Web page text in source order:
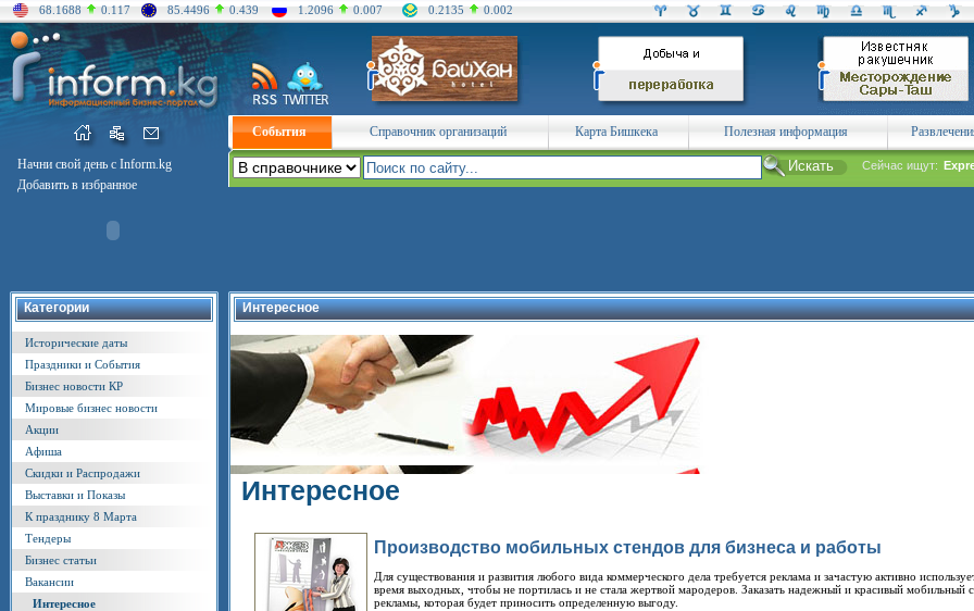
68.1688 0.117 85.4496 0.439 1.2096 0.007 0.2135 0.002
Начни свой день с Inform.kg
Добавить в избранное
События Справочник организаций Карта Бишкека Полезная информация
Сейчас ищут:
Категории
Исторические даты
Праздники и События
Бизнес новости КР
Мировые бизнес новости
Акции
Афиша
Скидки и Распродажи
Выставки и Показы
К празднику 8 Марта
Тендеры
Бизнес статьи
Вакансии
Интересное
Интересное
Интересное
Производство мобильных стендов для бизнеса и работы
Для существования и развития любого вида коммерческого дела требуется реклама и зачастую активно
время выходных, чтобы не портилась и не стала жертвой мародеров. Заказать надежный и красивый мобильный
рекламы, которая будет приносить определенную выгоду.